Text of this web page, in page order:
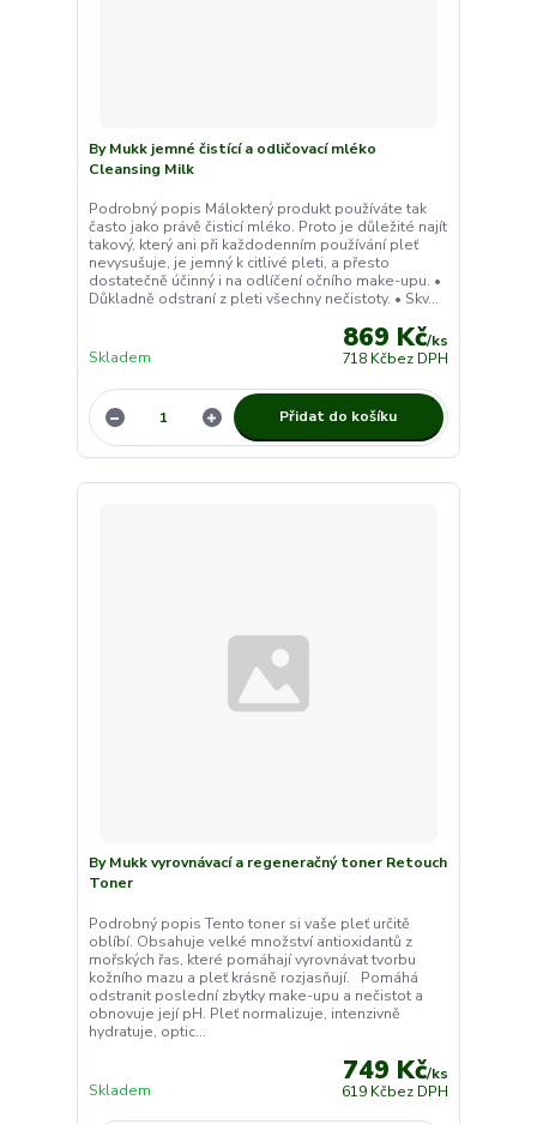
By Mukk jemné čistící a odličovací mléko
Cleansing Milk
Podrobný popis Málokterý produkt používáte tak
často jako právě čisticí mléko. Proto je důležité najít
takový, který ani při každodenním používání pleť
nevysušuje, je jemný k citlivé pleti, a přesto
dostatečně účinný i na odlíčení očního make-upu. •
Důkladně odstraní z pleti všechny nečistoty. • Skv...
869 Kč/ks
718 Kčbez DPH
Skladem
Přidat do košíku
By Mukk vyrovnávací a regeneračný toner Retouch
Toner
Podrobný popis Tento toner si vaše pleť určitě
oblíbí. Obsahuje velké množství antioxidantů z
mořských řas, které pomáhají vyrovnávat tvorbu
kožního mazu a pleť krásně rozjasňují. Pomáhá
odstranit poslední zbytky make-upu a nečistot a
obnovuje její pH. Pleť normalizuje, intenzivně
hydratuje, optic...
749 Kč/ks
619 Kčbez DPH
Skladem